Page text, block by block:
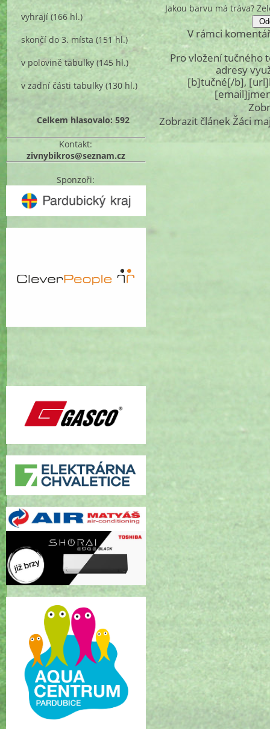
vyhrají (166 hl.)
skončí do 3. místa (151 hl.)
v polovině tabulky (145 hl.)
v zadní části tabulky (130 hl.)
Celkem hlasovalo: 592
Kontakt:
zivnybikros@seznam.cz
Sponzoři:
Jakou barvu má tráva?
V rámci
Pro vložení tučného
adresy
[b]tučné[/b],
Zobrazit článek Žáci